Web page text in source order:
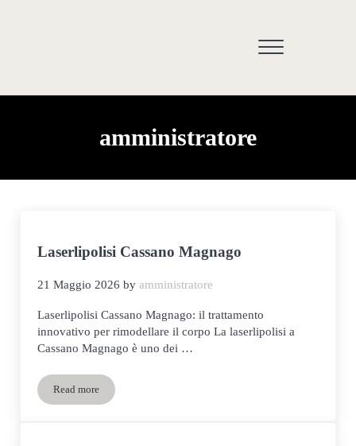
Medicina estetica Somma Lombardo e Varese
Menu
amministratore
Laserlipolisi Cassano Magnago
21 Maggio 2026 byamministratore
Laserlipolisi Cassano Magnago: il trattamento
innovativo per rimodellare il corpo La laserlipolisi a
Cassano Magnago è uno dei …
Read moreLaserlipolisi Cassano Magnago